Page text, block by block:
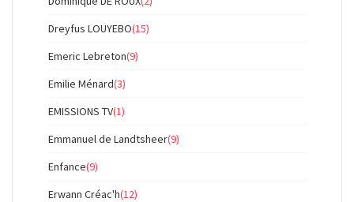
Dreyfus LOUYEBO(15)
Emeric Lebreton(9)
Emilie Ménard(3)
EMISSIONS TV(1)
Emmanuel de Landtsheer(9)
Enfance(9)
Erwann Créac'h(12)